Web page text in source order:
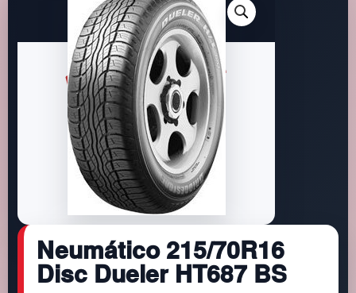
Neumático 215/70R16
Disc Dueler HT687 BS